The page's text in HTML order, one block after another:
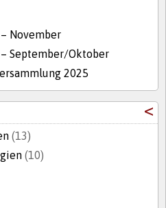
November
September/Oktober
2025
(13)
(10)